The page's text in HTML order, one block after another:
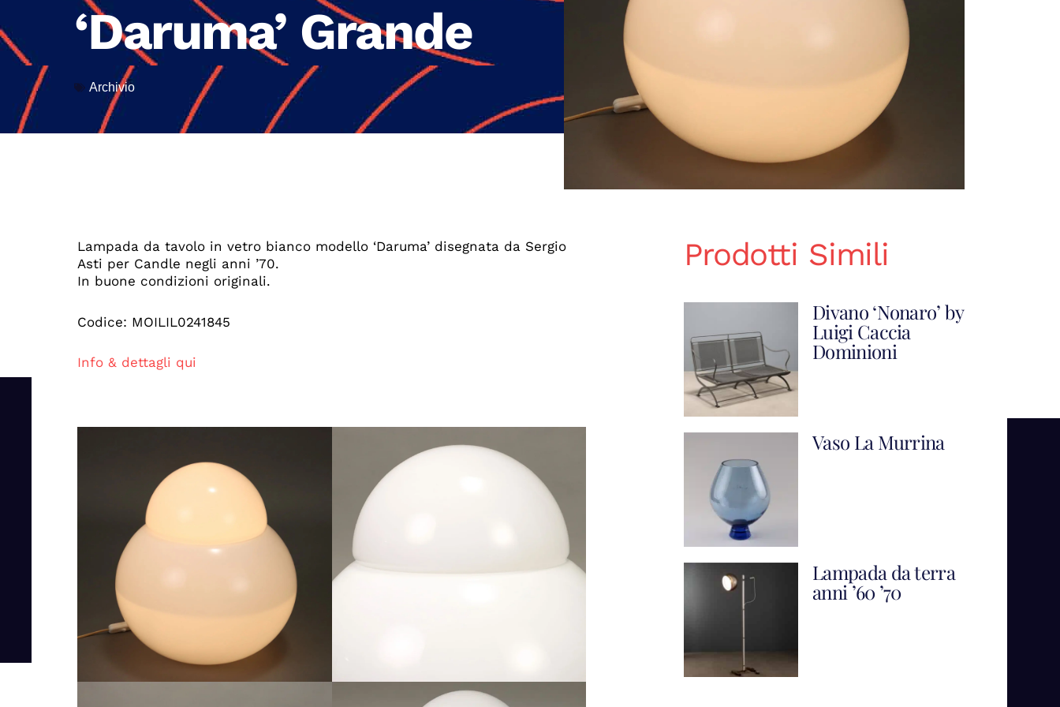
‘Daruma’ Grande
Archivio
Lampada da tavolo in vetro bianco modello ‘Daruma’ disegnata da Sergio
Asti per Candle negli anni ’70.
In buone condizioni originali.
Codice: MOILIL0241845
Info & dettagli qui
Prodotti Simili
Divano ‘Nonaro’ by
Luigi Caccia
Dominioni
Vaso La Murrina
Lampada da terra
anni ’60 ’70